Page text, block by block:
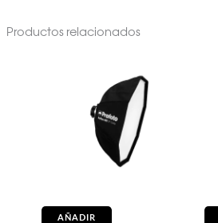
Productos relacionados
AÑADIR